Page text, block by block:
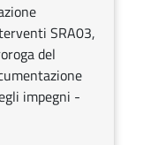
SRA03,
del
impegni -